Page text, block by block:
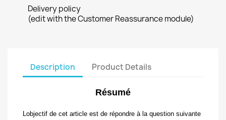
Delivery policy
(edit with the Customer Reassurance module)
Description Product Details
Résumé
Lobjectif de cet article est de répondre à la question suivante